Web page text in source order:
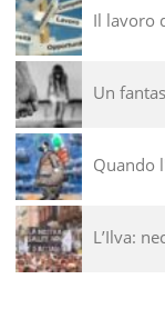
Il lavoro
Un
Quando
L’Ilva: